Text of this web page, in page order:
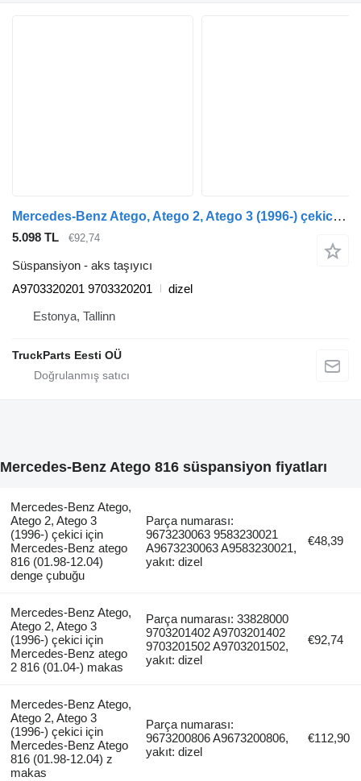
Mercedes-Benz Atego, Atego 2, Atego 3 (1996-) çekici için Mercedes-Benz Atego 816 (01.98-12.04) A9703320201 aks taşıyıcı
5.098 TL €92,74
Süspansiyon - aks taşıyıcı
A9703320201 9703320201
dizel
Estonya, Tallinn
TruckParts Eesti OÜ
Mercedes-Benz Atego 816 süspansiyon fiyatları
Mercedes-Benz Atego,
Atego 2, Atego 3
(1996-) çekici için
Mercedes-Benz atego
816 (01.98-12.04)
denge çubuğu
Parça numarası:
9673230063 9583230021
A9673230063 A9583230021,
yakıt: dizel
€48,39
Mercedes-Benz Atego,
Atego 2, Atego 3
(1996-) çekici için
Mercedes-Benz atego
2 816 (01.04-) makas
Parça numarası: 33828000
9703201402 A9703201402
9703201502 A9703201502,
yakıt: dizel
€92,74
Mercedes-Benz Atego,
Atego 2, Atego 3
(1996-) çekici için
Mercedes-Benz Atego
816 (01.98-12.04) z
makas
Parça numarası:
9673200806 A9673200806,
yakıt: dizel
€112,90